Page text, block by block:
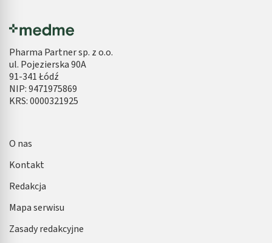
Pharma Partner sp. z o.o.
ul. Pojezierska 90A
91-341 Łódź
NIP: 9471975869
KRS: 0000321925
O nas
Kontakt
Redakcja
Mapa serwisu
Zasady redakcyjne